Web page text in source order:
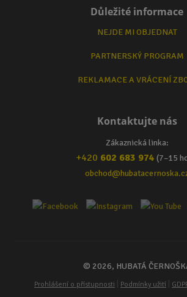
Důležité informace
NEJDE MI OBJEDNAT
PARTNERSKÝ PROGRAM
REKLAMACE A VRÁCENÍ
Kontaktujte nás
Zákaznická linka:
+420 602 683 974 (7–15
© 2026, HUBATÁ
Prohlášení o přístupnosti Podmínky užití